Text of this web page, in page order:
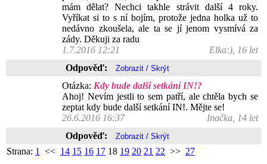
mám dělat? Nechci takhle strávit další 4 roky.
Vyříkat si to s ní bojím, protože jedna holka už to
nedávno zkoušela, ale ta se jí jenom vysmívá za
zády. Děkuji za radu
1.7.2016 12:21
Elka:), 16 let
Odpověď:
Otázka: Kdy bude další setkání IN!?
Ahoj! Nevím jestli to sem patří, ale chtěla bych se
zeptat kdy bude další setkání IN!. Mějte se!
26.6.2016 16:37
Inačka, 14 let
Odpověď:
Strana: 1 << 14 15 16 17 18 19 20 21 22 >> 27